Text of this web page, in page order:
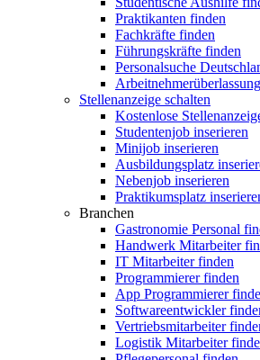
Praktikanten finden
Fachkräfte finden
Führungskräfte finden
Personalsuche
Arbeitnehmerüberlassung
Stellenanzeige schalten
Kostenlose
Studentenjob inserieren
Minijob inserieren
Ausbildungsplatz
Nebenjob inserieren
Praktikumsplatz
Branchen
Gastronomie Personal
Handwerk Mitarbeiter
IT Mitarbeiter finden
Programmierer finden
App Programmierer
Softwareentwickler
Vertriebsmitarbeiter
Logistik Mitarbeiter